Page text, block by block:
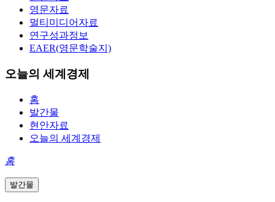
영문자료
멀티미디어자료
연구성과정보
EAER(영문학술지)
오늘의 세계경제
홈
발간물
현안자료
오늘의 세계경제
홈
발간물